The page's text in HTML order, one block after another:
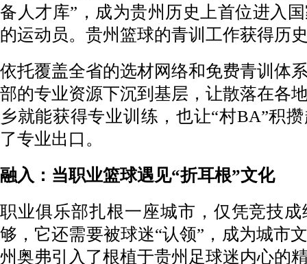
备人才库”，成为贵州历史上首位进入
的运动员。贵州篮球的青训工作获得历
依托覆盖全省的选材网络和免费青训体
部的专业资源下沉到基层，让散落在各
乡就能获得专业训练，也让“村BA”积
了专业出口。
融入：当职业篮球遇见“折耳根”文化
职业俱乐部扎根一座城市，仅凭竞技
够，它还需要被球迷“认领”，成为城市
州奥弗引入了根植于贵州足球迷内心的